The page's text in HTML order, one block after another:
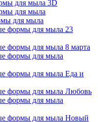
для мыла 3D
для мыла
для мыла
формы для мыла 23
формы для мыла 8 марта
формы для мыла
формы для мыла Еда и
формы для мыла Любовь
формы для мыла
формы для мыла Новый